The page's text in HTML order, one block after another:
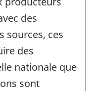
des
sources, ces
des
nationale que
sont